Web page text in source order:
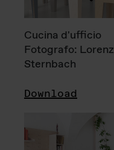
Cucina d'ufficio
Fotografo: Lorenz
Sternbach
Download